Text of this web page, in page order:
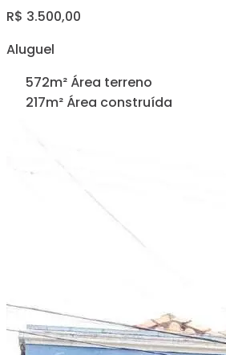
R$ 3.500,00
Aluguel
572m² Área terreno
217m² Área construída